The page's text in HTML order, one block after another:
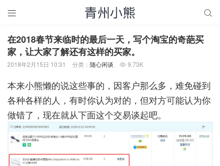
 
在2018春节来临时的最后一天，写个淘宝的奇葩买
家，让大家了解还有这样的买家。
2018年2月15日 10:31 分类： 随心闲谈  9.73K
本来小熊懒的说这些事的，因客户那么多，难免碰到
各种各样的人，有时你认为对的，但对方可能认为你
做错了，现在就从下面这个交易谈起吧。